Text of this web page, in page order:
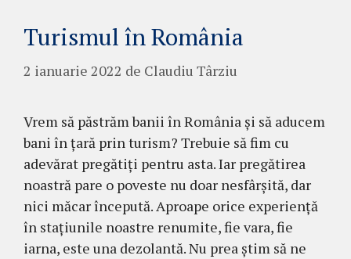
Turismul în România
2 ianuarie 2022 de Claudiu Târziu
Vrem să păstrăm banii în România și să aducem
bani în țară prin turism? Trebuie să fim cu
adevărat pregătiți pentru asta. Iar pregătirea
noastră pare o poveste nu doar nesfârșită, dar
nici măcar începută. Aproape orice experiență
în stațiunile noastre renumite, fie vara, fie
iarna, este una dezolantă. Nu prea știm să ne